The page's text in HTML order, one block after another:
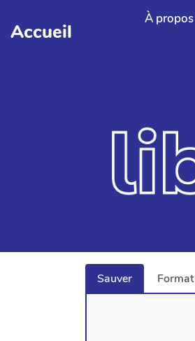
Aller au contenu principal
Accueil
À propos
Sauver Format